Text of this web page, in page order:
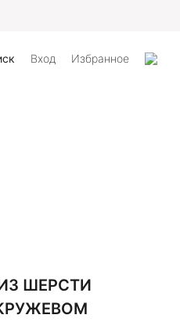
Вход Избранное
ШЕРСТИ